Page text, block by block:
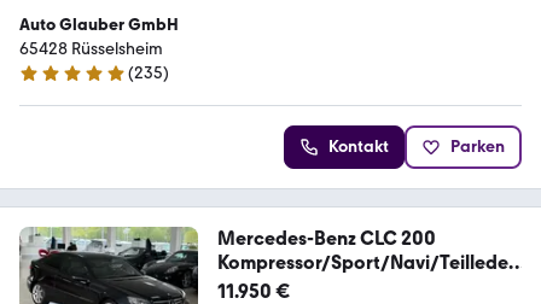
Auto Glauber GmbH
65428 Rüsselsheim
4.9 Sterne
(235)
Kontakt Parken
Mercedes-Benz CLC 200
Kompressor/Sport/Navi/Teilleder
/1.Hand
11.950 €